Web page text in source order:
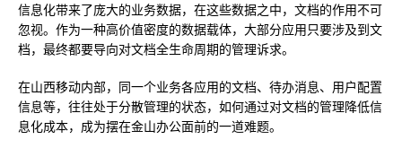
信息化带来了庞大的业务数据，在这些数据之中，文档的作用不可
忽视。作为一种高价值密度的数据载体，大部分应用只要涉及到文
档，最终都要导向对文档全生命周期的管理诉求。
在山西移动内部，同一个业务各应用的文档、待办消息、用户配置
信息等，往往处于分散管理的状态，如何通过对文档的管理降低信
息化成本，成为摆在金山办公面前的一道难题。